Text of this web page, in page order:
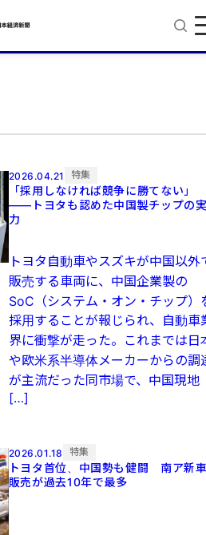
2026.04.21 特集
「採用しなければ競争に勝てない」
——トヨタも認めた中国製チップの
力
トヨタ自動車やスズキが中国以外
販売する車両に、中国企業製の
SoC（システム・オン・チップ）
採用することが報じられ、自動車
界に衝撃が走った。これまでは日
や欧米系半導体メーカーからの調
が主流だった同市場で、中国現地
[…]
2026.01.18 特集
トヨタ首位、中国勢も健闘 南ア新
販売が過去10年で最多